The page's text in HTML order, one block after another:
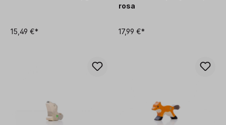
15,49 €*
rosa
17,99 €*